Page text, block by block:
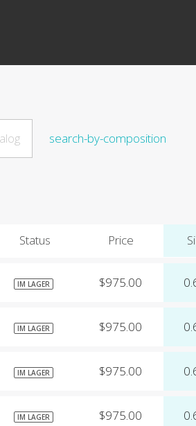
search-by-composition
Status Price Si
IM LAGER $975.00
IM LAGER $975.00
IM LAGER $975.00
IM LAGER $975.00